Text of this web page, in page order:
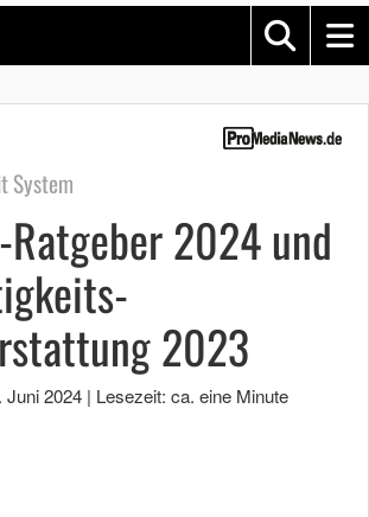
System
2024 und
2023
Juni 2024 | Lesezeit: ca. eine Minute